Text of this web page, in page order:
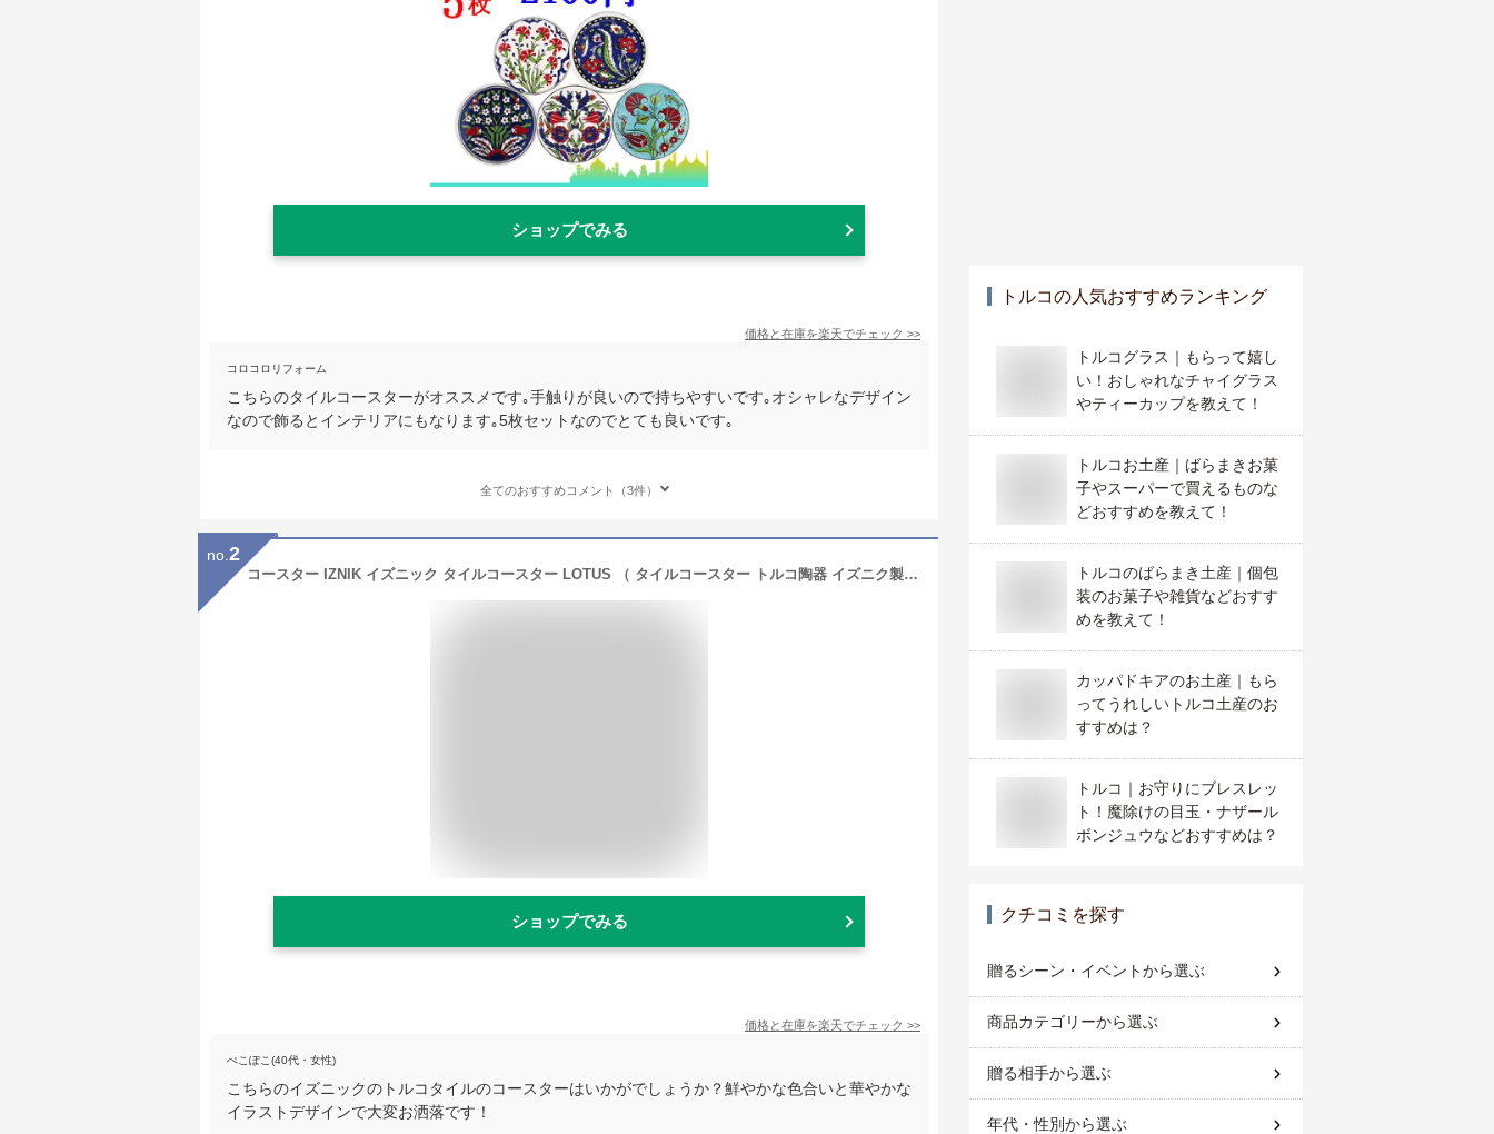
ショップでみる
価格と在庫を楽天でチェック >>
コロコロリフォーム
こちらのタイルコースターがオススメです｡手触りが良いので持ちやすいです｡オシャレなデザイン
なので飾るとインテリアにもなります｡5枚セットなのでとても良いです｡
全てのおすすめコメント（3件）
no. 2
コースター IZNIK イズニック タイルコースター LOTUS （ タイルコースター トルコ陶器 イズニク製 陶器製コースター トルコタイル イズニック陶器 キッチン雑貨 キッチン用品 トルコ雑貨 キッチン小物 ）
ショップでみる
価格と在庫を楽天でチェック >>
ぺこぽこ(40代・女性)
こちらのイズニックのトルコタイルのコースターはいかがでしょうか？鮮やかな色合いと華やかな
イラストデザインで大変お洒落です！
トルコの人気おすすめランキング
トルコグラス｜もらって嬉し
い！おしゃれなチャイグラス
やティーカップを教えて！
トルコお土産｜ばらまきお菓
子やスーパーで買えるものな
どおすすめを教えて！
トルコのばらまき土産｜個包
装のお菓子や雑貨などおすす
めを教えて！
カッパドキアのお土産｜もら
ってうれしいトルコ土産のお
すすめは？
トルコ｜お守りにブレスレッ
ト！魔除けの目玉・ナザール
ボンジュウなどおすすめは？
クチコミを探す
贈るシーン・イベントから選ぶ
商品カテゴリーから選ぶ
贈る相手から選ぶ
年代・性別から選ぶ